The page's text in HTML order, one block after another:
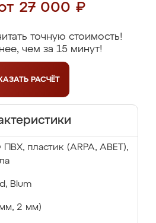
27 000 ₽
точную стоимость!
чем за 15 минут!
РАСЧЁТ
пластик (ARPA, ABET),
Blum
2 мм)